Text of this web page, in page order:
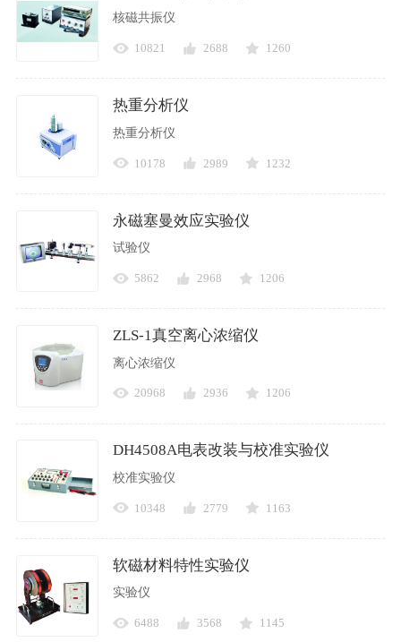
核磁共振仪
10821 2688 1260
热重分析仪
热重分析仪
10178 2989 1232
永磁塞曼效应实验仪
试验仪
5862 2968 1206
ZLS-1真空离心浓缩仪
离心浓缩仪
20968 2936 1206
DH4508A电表改装与校准实验仪
校准实验仪
10348 2779 1163
软磁材料特性实验仪
实验仪
6488 3568 1145